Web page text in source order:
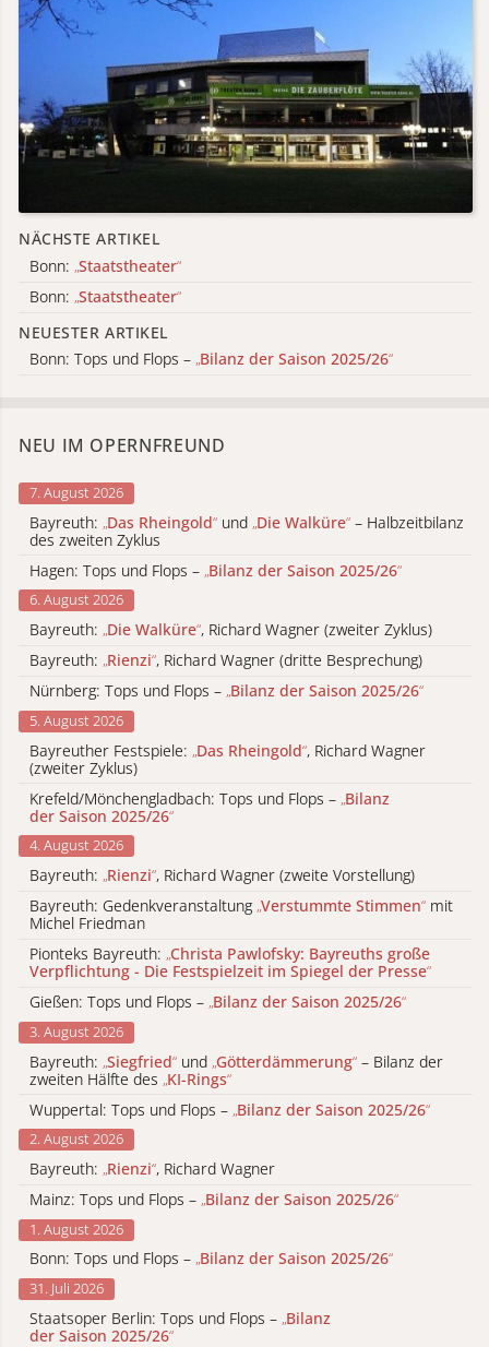
NÄCHSTE ARTIKEL
Bonn: „Staatstheater“
Bonn: „Staatstheater“
NEUESTER ARTIKEL
Bonn: Tops und Flops – „Bilanz der Saison 2025/26“
NEU IM OPERNFREUND
7. August 2026
Bayreuth: „Das Rheingold“ und „Die Walküre“ – Halbzeitbilanz
des zweiten Zyklus
Hagen: Tops und Flops – „Bilanz der Saison 2025/26“
6. August 2026
Bayreuth: „Die Walküre“, Richard Wagner (zweiter Zyklus)
Bayreuth: „Rienzi“, Richard Wagner (dritte Besprechung)
Nürnberg: Tops und Flops – „Bilanz der Saison 2025/26“
5. August 2026
Bayreuther Festspiele: „Das Rheingold“, Richard Wagner
(zweiter Zyklus)
Krefeld/Mönchengladbach: Tops und Flops – „Bilanz
der Saison 2025/26“
4. August 2026
Bayreuth: „Rienzi“, Richard Wagner (zweite Vorstellung)
Bayreuth: Gedenkveranstaltung „Verstummte Stimmen“ mit
Michel Friedman
Pionteks Bayreuth: „Christa Pawlofsky: Bayreuths große
Verpflichtung - Die Festspielzeit im Spiegel der Presse“
Gießen: Tops und Flops – „Bilanz der Saison 2025/26“
3. August 2026
Bayreuth: „Siegfried“ und „Götterdämmerung“ – Bilanz der
zweiten Hälfte des „KI-Rings“
Wuppertal: Tops und Flops – „Bilanz der Saison 2025/26“
2. August 2026
Bayreuth: „Rienzi“, Richard Wagner
Mainz: Tops und Flops – „Bilanz der Saison 2025/26“
1. August 2026
Bonn: Tops und Flops – „Bilanz der Saison 2025/26“
31. Juli 2026
Staatsoper Berlin: Tops und Flops – „Bilanz
der Saison 2025/26“